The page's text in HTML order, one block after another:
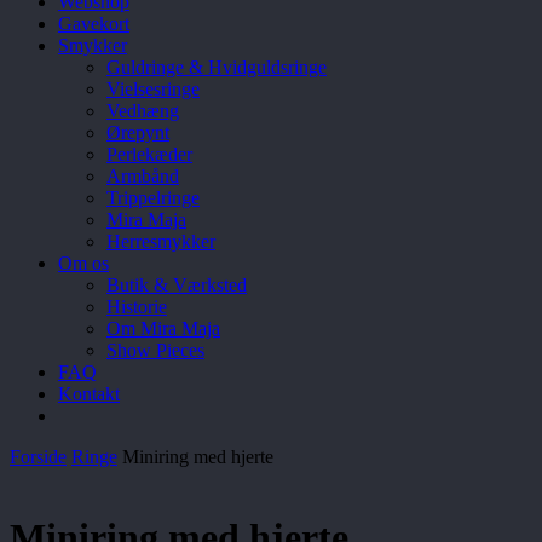
Gavekort
Smykker
Guldringe & Hvidguldsringe
Vielsesringe
Vedhæng
Ørepynt
Perlekæder
Armbånd
Trippelringe
Mira Maja
Herresmykker
Om os
Butik & Værksted
Historie
Om Mira Maja
Show Pieces
FAQ
Kontakt
Forside Ringe Miniring med hjerte